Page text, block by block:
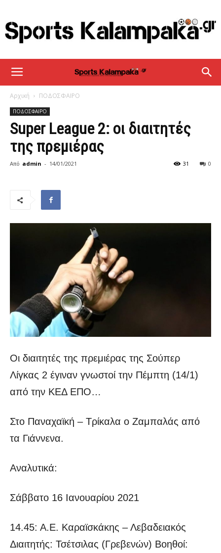
sportskalampaka
Αρχική ΠΟΔΟΣΦΑΙΡΟ
ΠΟΔΟΣΦΑΙΡΟ
Super League 2: οι διαιτητές
της πρεμιέρας
Από admin - 14/01/2021 0
31
Οι διαιτητές της πρεμιέρας της Σούπερ
Λίγκας 2 έγιναν γνωστοί την Πέμπτη (14/1)
από την ΚΕΔ ΕΠΟ…
Στο Παναχαϊκή – Τρίκαλα ο Ζαμπαλάς από
τα Γιάννενα.
Αναλυτικά:
Σάββατο 16 Ιανουαρίου 2021
14.45: A.E. Καραϊσκάκης – Λεβαδειακός
Διαιτητής: Τσέτσιλας (Γρεβενών) Βοηθοί: